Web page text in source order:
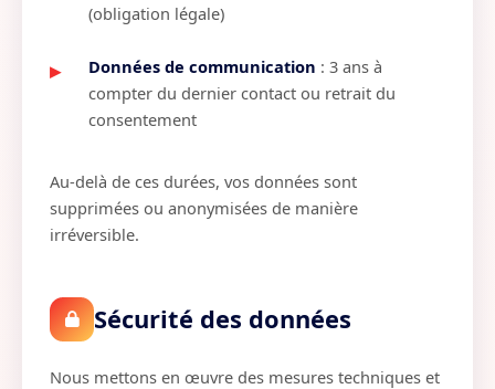
(obligation légale)
Données de communication : 3 ans à
compter du dernier contact ou retrait du
consentement
Au-delà de ces durées, vos données sont
supprimées ou anonymisées de manière
irréversible.
Sécurité des données
Nous mettons en œuvre des mesures techniques et